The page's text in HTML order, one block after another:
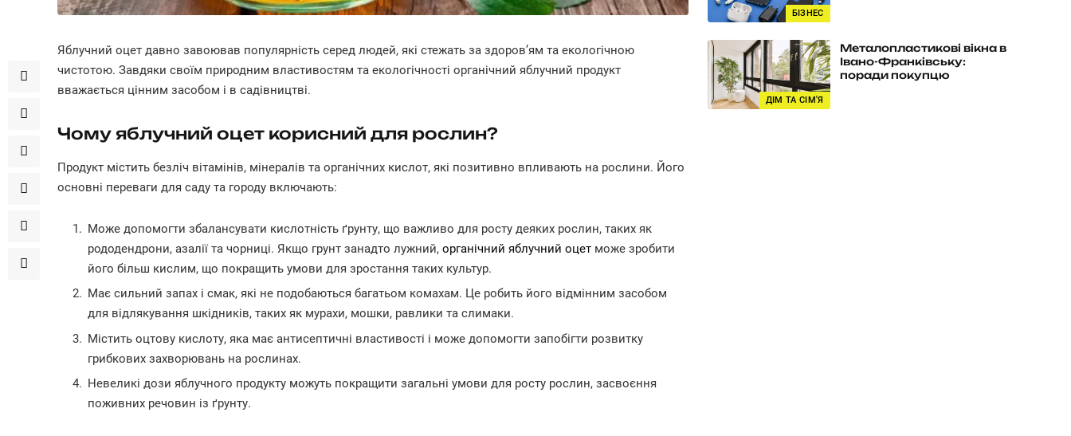
Яблучний оцет давно завоював популярність серед людей, які стежать за здоров’ям та екологічною
чистотою. Завдяки своїм природним властивостям та екологічності органічний яблучний продукт
вважається цінним засобом і в садівництві.
Чому яблучний оцет корисний для рослин?
Продукт містить безліч вітамінів, мінералів та органічних кислот, які позитивно впливають на рослини. Його
основні переваги для саду та городу включають:
Може допомогти збалансувати кислотність ґрунту, що важливо для росту деяких рослин, таких як
рододендрони, азалії та чорниці. Якщо грунт занадто лужний, органічний яблучний оцет може зробити
його більш кислим, що покращить умови для зростання таких культур.
Має сильний запах і смак, які не подобаються багатьом комахам. Це робить його відмінним засобом
для відлякування шкідників, таких як мурахи, мошки, равлики та слимаки.
Містить оцтову кислоту, яка має антисептичні властивості і може допомогти запобігти розвитку
грибкових захворювань на рослинах.
Невеликі дози яблучного продукту можуть покращити загальні умови для росту рослин, засвоєння
поживних речовин із ґрунту.
БІЗНЕС
ДІМ ТА СІМ'Я
Металопластикові вікна в
Івано-Франківську:
поради покупцю